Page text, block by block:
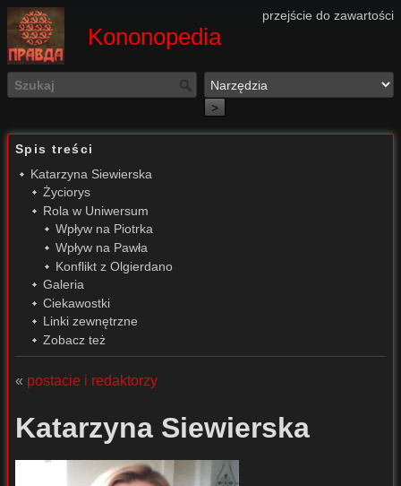
przejście do zawartości
Kononopedia
>
Spis treści
Katarzyna Siewierska
Życiorys
Rola w Uniwersum
Wpływ na Piotrka
Wpływ na Pawła
Konflikt z Olgierdano
Galeria
Ciekawostki
Linki zewnętrzne
Zobacz też
« postacie i redaktorzy
Katarzyna Siewierska